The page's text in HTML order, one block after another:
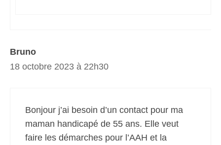
Bruno
18 octobre 2023 à 22h30
Bonjour j’ai besoin d’un contact pour ma
maman handicapé de 55 ans. Elle veut
faire les démarches pour l’AAH et la